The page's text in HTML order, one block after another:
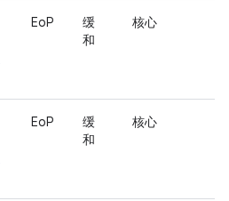
EoP
缓
和
核心
EoP
缓
和
核心